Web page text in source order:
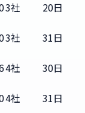
3社
20日
3社
31日
4社
30日
4社
31日